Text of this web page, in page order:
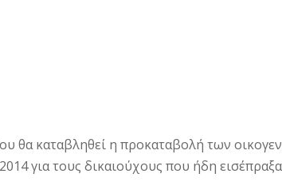
θα καταβληθεί η προκαταβολή των
για τους δικαι­ούχους που ήδη